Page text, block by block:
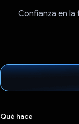
Confianza en
Qué hace